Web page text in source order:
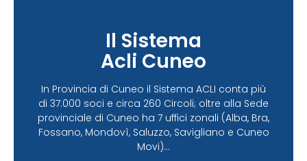
Il Sistema
Acli Cuneo
In Provincia di Cuneo il Sistema ACLI conta più
di 37.000 soci e circa 260 Circoli; oltre alla Sede
provinciale di Cuneo ha 7 uffici zonali (Alba, Bra,
Fossano, Mondovì, Saluzzo, Savigliano e Cuneo
Movi)...